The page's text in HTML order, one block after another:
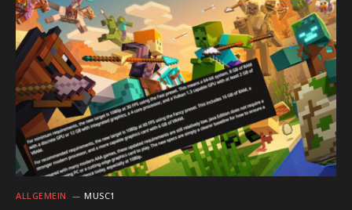
ALLGEMEIN MUSC1